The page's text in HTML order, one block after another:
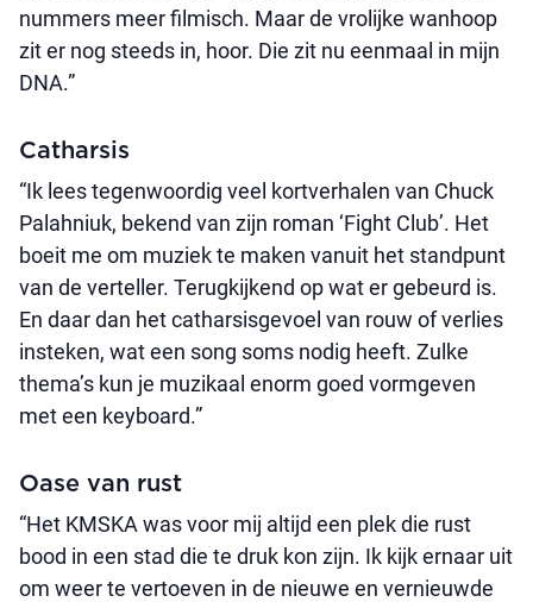
nummers meer filmisch. Maar de vrolijke wanhoop
zit er nog steeds in, hoor. Die zit nu eenmaal in mijn
DNA.”
Catharsis
“Ik lees tegenwoordig veel kortverhalen van Chuck
Palahniuk, bekend van zijn roman ‘Fight Club’. Het
boeit me om muziek te maken vanuit het standpunt
van de verteller. Terugkijkend op wat er gebeurd is.
En daar dan het catharsisgevoel van rouw of verlies
insteken, wat een song soms nodig heeft. Zulke
thema’s kun je muzikaal enorm goed vormgeven
met een keyboard.”
Oase van rust
“Het KMSKA was voor mij altijd een plek die rust
bood in een stad die te druk kon zijn. Ik kijk ernaar uit
om weer te vertoeven in de nieuwe en vernieuwde